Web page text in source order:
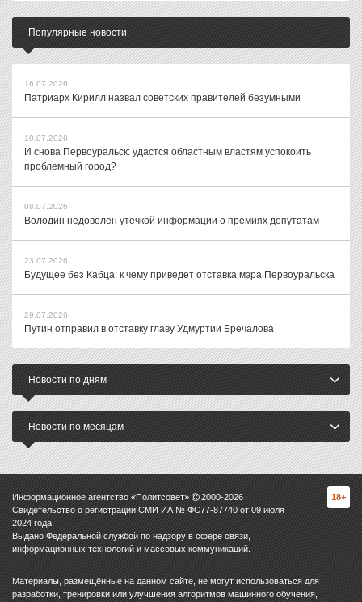
Популярные новости
16.07.2026
Патриарх Кирилл назвал советских правителей безумными
10.07.2026
И снова Первоуральск: удастся областным властям успокоить
проблемный город?
08.07.2026
Володин недоволен утечкой информации о премиях депутатам
23.07.2026
Будущее без Кабца: к чему приведет отставка мэра Первоуральска
29.07.2026
Путин отправил в отставку главу Удмуртии Бречалова
Новости по дням
Новости по месяцам
Информационное агентство «Политсовет» 2000-2026
Свидетельство о регистрации СМИ ИА № ФС77-87740 от 09 июля
2024 года.
Выдано Федеральной службой по надзору в сфере связи,
информационных технологий и массовых коммуникаций.
18+
Материалы, размещённые на данном сайте, не могут использоваться для
разработки, тренировки или улучшения алгоритмов машинного обучения,